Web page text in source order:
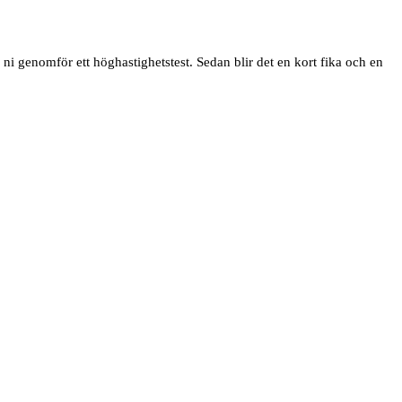
ett höghastighetstest. Sedan blir det en kort fika och en